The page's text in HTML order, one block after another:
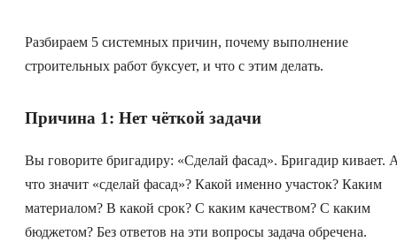
Разбираем 5 системных причин, почему выполнение
строительных работ буксует, и что с этим делать.
Причина 1: Нет чёткой задачи
Вы говорите бригадиру: «Сделай фасад». Бригадир кивает.
что значит «сделай фасад»? Какой именно участок? Каким
материалом? В какой срок? С каким качеством? С каким
бюджетом? Без ответов на эти вопросы задача обречена.